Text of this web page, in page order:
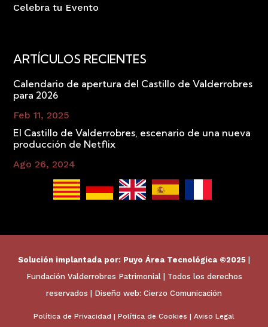
Celebra tu Evento
ARTÍCULOS RECIENTES
Calendario de apertura del Castillo de Valderrobres
para 2026
Feb 11, 2025
El Castillo de Valderrobres, escenario de una nueva
producción de Netflix
Ago 26, 2024
Solución implantada por: Puyo Área Tecnológica ©2025
Fundación Valderrobres Patrimonial | Todos los derechos
reservados | Diseño web: Cierzo Comunicación
Política de Privacidad | Política de Cookies | Aviso Legal